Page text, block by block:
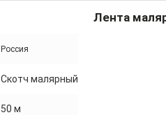
Лента
Россия
Скотч малярный
50 м